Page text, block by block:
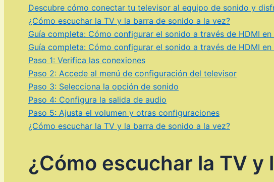
Descubre cómo conectar tu televisor al equipo de sonido y
¿Cómo escuchar la TV y la barra de sonido a la vez?
Guía completa: Cómo configurar el sonido a través de HDMI
Guía completa: Cómo configurar el sonido a través de HDMI
Paso 1: Verifica las conexiones
Paso 2: Accede al menú de configuración del televisor
Paso 3: Selecciona la opción de sonido
Paso 4: Configura la salida de audio
Paso 5: Ajusta el volumen y otras configuraciones
¿Cómo escuchar la TV y la barra de sonido a la vez?
¿Cómo escuchar la TV y